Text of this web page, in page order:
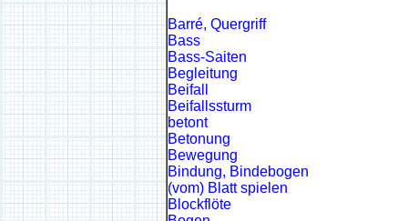
Barré, Quergriff
Bass
Bass-Saiten
Begleitung
Beifall
Beifallssturm
betont
Betonung
Bewegung
Bindung, Bindebogen
(vom) Blatt spielen
Blockflöte